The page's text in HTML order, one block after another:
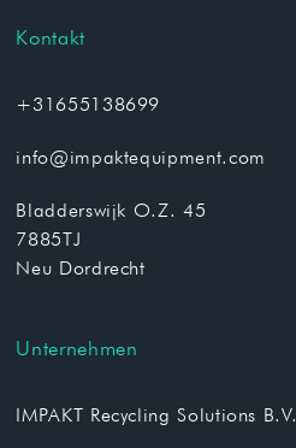
Kontakt
+31655138699
info@impaktequipment.com
Bladderswijk O.Z. 45
7885TJ
Neu Dordrecht
Unternehmen
IMPAKT Recycling Solutions B.V.